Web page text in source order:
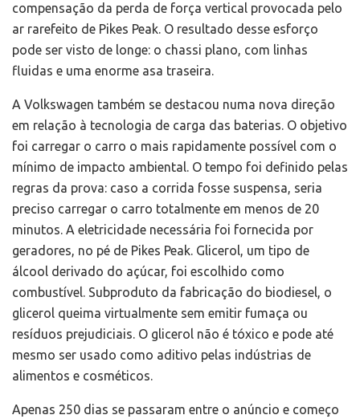
compensação da perda de força vertical provocada pelo
ar rarefeito de Pikes Peak. O resultado desse esforço
pode ser visto de longe: o chassi plano, com linhas
fluidas e uma enorme asa traseira.
A Volkswagen também se destacou numa nova direção
em relação à tecnologia de carga das baterias. O objetivo
foi carregar o carro o mais rapidamente possível com o
mínimo de impacto ambiental. O tempo foi definido pelas
regras da prova: caso a corrida fosse suspensa, seria
preciso carregar o carro totalmente em menos de 20
minutos. A eletricidade necessária foi fornecida por
geradores, no pé de Pikes Peak. Glicerol, um tipo de
álcool derivado do açúcar, foi escolhido como
combustível. Subproduto da fabricação do biodiesel, o
glicerol queima virtualmente sem emitir fumaça ou
resíduos prejudiciais. O glicerol não é tóxico e pode até
mesmo ser usado como aditivo pelas indústrias de
alimentos e cosméticos.
Apenas 250 dias se passaram entre o anúncio e começo